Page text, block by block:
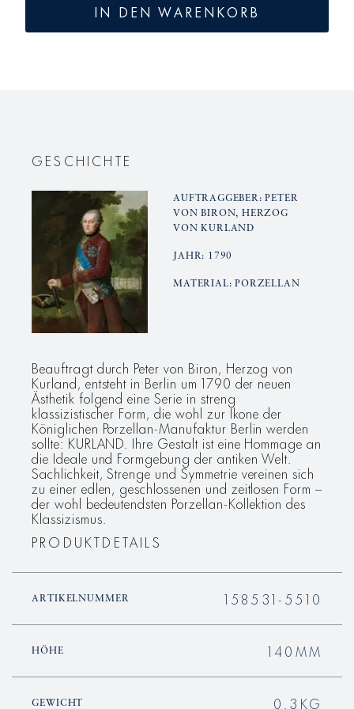
KPM
KPM
IN DEN WARENKORB
GESCHICHTE
AUFTRAGGEBER: PETER
VON BIRON, HERZOG
VON KURLAND
JAHR: 1790
MATERIAL: PORZELLAN
Beauftragt durch Peter von Biron, Herzog von
Kurland, entsteht in Berlin um 1790 der neuen
Ästhetik folgend eine Serie in streng
klassizistischer Form, die wohl zur Ikone der
Königlichen Porzellan-Manufaktur Berlin werden
sollte: KURLAND. Ihre Gestalt ist eine Hommage an
die Ideale und Formgebung der antiken Welt.
Sachlichkeit, Strenge und Symmetrie vereinen sich
zu einer edlen, geschlossenen und zeitlosen Form –
der wohl bedeutendsten Porzellan-Kollektion des
Klassizismus.
PRODUKTDETAILS
ARTIKELNUMMER 158531-5510
HÖHE 140MM
GEWICHT 0.3KG